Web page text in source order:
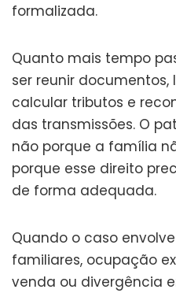
formalizada.
Quanto mais tempo
ser reunir documentos,
calcular tributos e
das transmissões. O
não porque a família
porque esse direito
de forma adequada.
Quando o caso
familiares, ocupação
venda ou divergência